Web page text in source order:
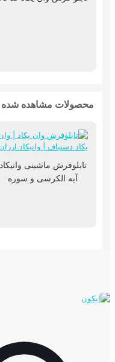
محصولات مشاهده شده
تابلوفرش ماشینی وانیکاد
آیه الکرسی و سوره